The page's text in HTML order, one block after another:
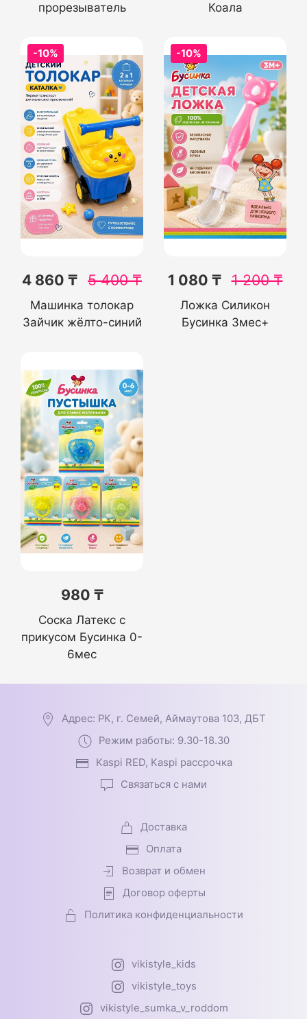
прорезыватель
Коала
-10%
4 860 ₸ 5 400₸
Машинка толокар
Зайчик жёлто-синий
-10%
1 080 ₸ 1 200₸
Ложка Силикон
Бусинка 3мес+
980 ₸
Соска Латекс с
прикусом Бусинка 0-
6мес
Адрес: РК, г. Семей, Аймаутова 103, ДБТ
Режим работы: 9.30-18.30
Kaspi RED, Kaspi рассрочка
Связаться с нами
Доставка
Оплата
Возврат и обмен
Договор оферты
Политика конфиденциальности
vikistyle_kids
vikistyle_toys
vikistyle_sumka_v_roddom